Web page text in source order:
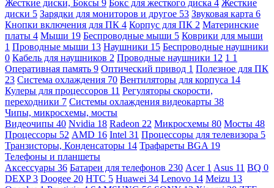
Жесткие диски, Боксы 9 Бокс для жесткого диска 4 Жесткие
диски 5 Зарядки для мониторов и другое 53 Звуковая карта 6
Кнопки включения для ПК 4 Корпус для ПК 2 Материнские
платы 4 Мыши 19 Беспроводные мыши 5 Коврики для мыши
1 Проводные мыши 13 Наушники 15 Беспроводные наушники
0 Кабель для наушников 2 Проводные наушники 12 1 1
Оперативная память 9 Оптический привод 1 Полезное для ПК
23 Система охлаждения 70 Вентиляторы для корпуса 14
Кулеры для процессоров 11 Регуляторы скорости,
переходники 7 Системы охлаждения видеокарты 38
Чипы, микросхемы, мосты
Видеочипы 40 Nvidia 18 Radeon 22 Микросхемы 80 Мосты 48
Процессоры 52 AMD 16 Intel 31 Процессоры для телевизора 5
Транзисторы, Конденсаторы 14 Трафареты BGA 19
Телефоны и планшеты
Аксессуары 36 Батареи для телефонов 230 Acer 1 Asus 11 BQ 0
DEXP3 Doogee 20 HTC 5 Huawei 34 Lenovo 14 Meizu 13